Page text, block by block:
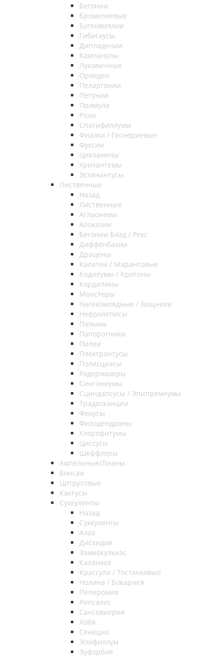
Бегонии
Бромелиевые
Бугенвиллии
Гибискусы
Дипладении
Кампанулы
Луковичные
Орхидеи
Пеларгонии
Петунии
Примула
Розы
Спатифиллумы
Фиалки / Геснериевые
Фуксии
Цикламены
Хризантемы
Эсхинантусы
Лиственные
Назад
Лиственные
Аглаонемы
Алоказии
Бегонии Блад / Рекс
Диффенбахии
Драцены
Калатеи / Марантовые
Кодиеумы / Кротоны
Кордилины
Монстеры
Насекомоядные / Хищники
Нефролеписы
Пальмы
Папоротники
Пилеи
Плектрантусы
Полисциасы
Радермахеры
Сингониумы
Сциндапсусы / Эпипремнумы
Традесканции
Фикусы
Филодендроны
Хлорофитумы
Циссусы
Шеффлеры
Ампельные/Лианы
Бонсаи
Цитрусовые
Кактусы
Суккуленты
Назад
Суккуленты
Алоэ
Дисхидия
Замиокулькас
Каланхоэ
Крассула / Тостянковые
Нолина / Бокарнея
Пеперомия
Рипсалис
Сансевиерия
Хойя
Сенецио
Эпифиллум
Эуфорбия